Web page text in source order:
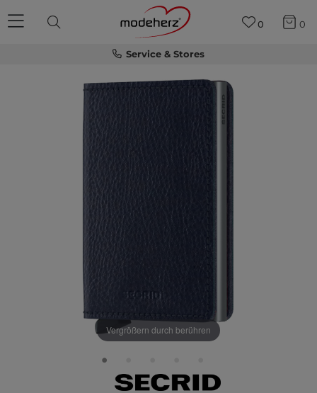
Service & Stores
0 0
Vergrößern durch berühren